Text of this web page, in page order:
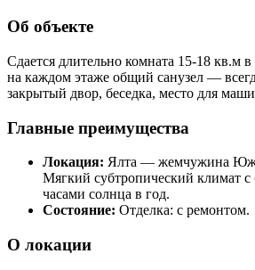
Об объекте
Сдается длительно комната 15-18 кв.м
на каждом этаже общий санузел —
закрытый двор, беседка, место для
Главные преимущества
Локация: Ялта — жемчужина
Мягкий субтропический климат с
часами солнца в год.
Состояние: Отделка: с ремонтом.
О локации